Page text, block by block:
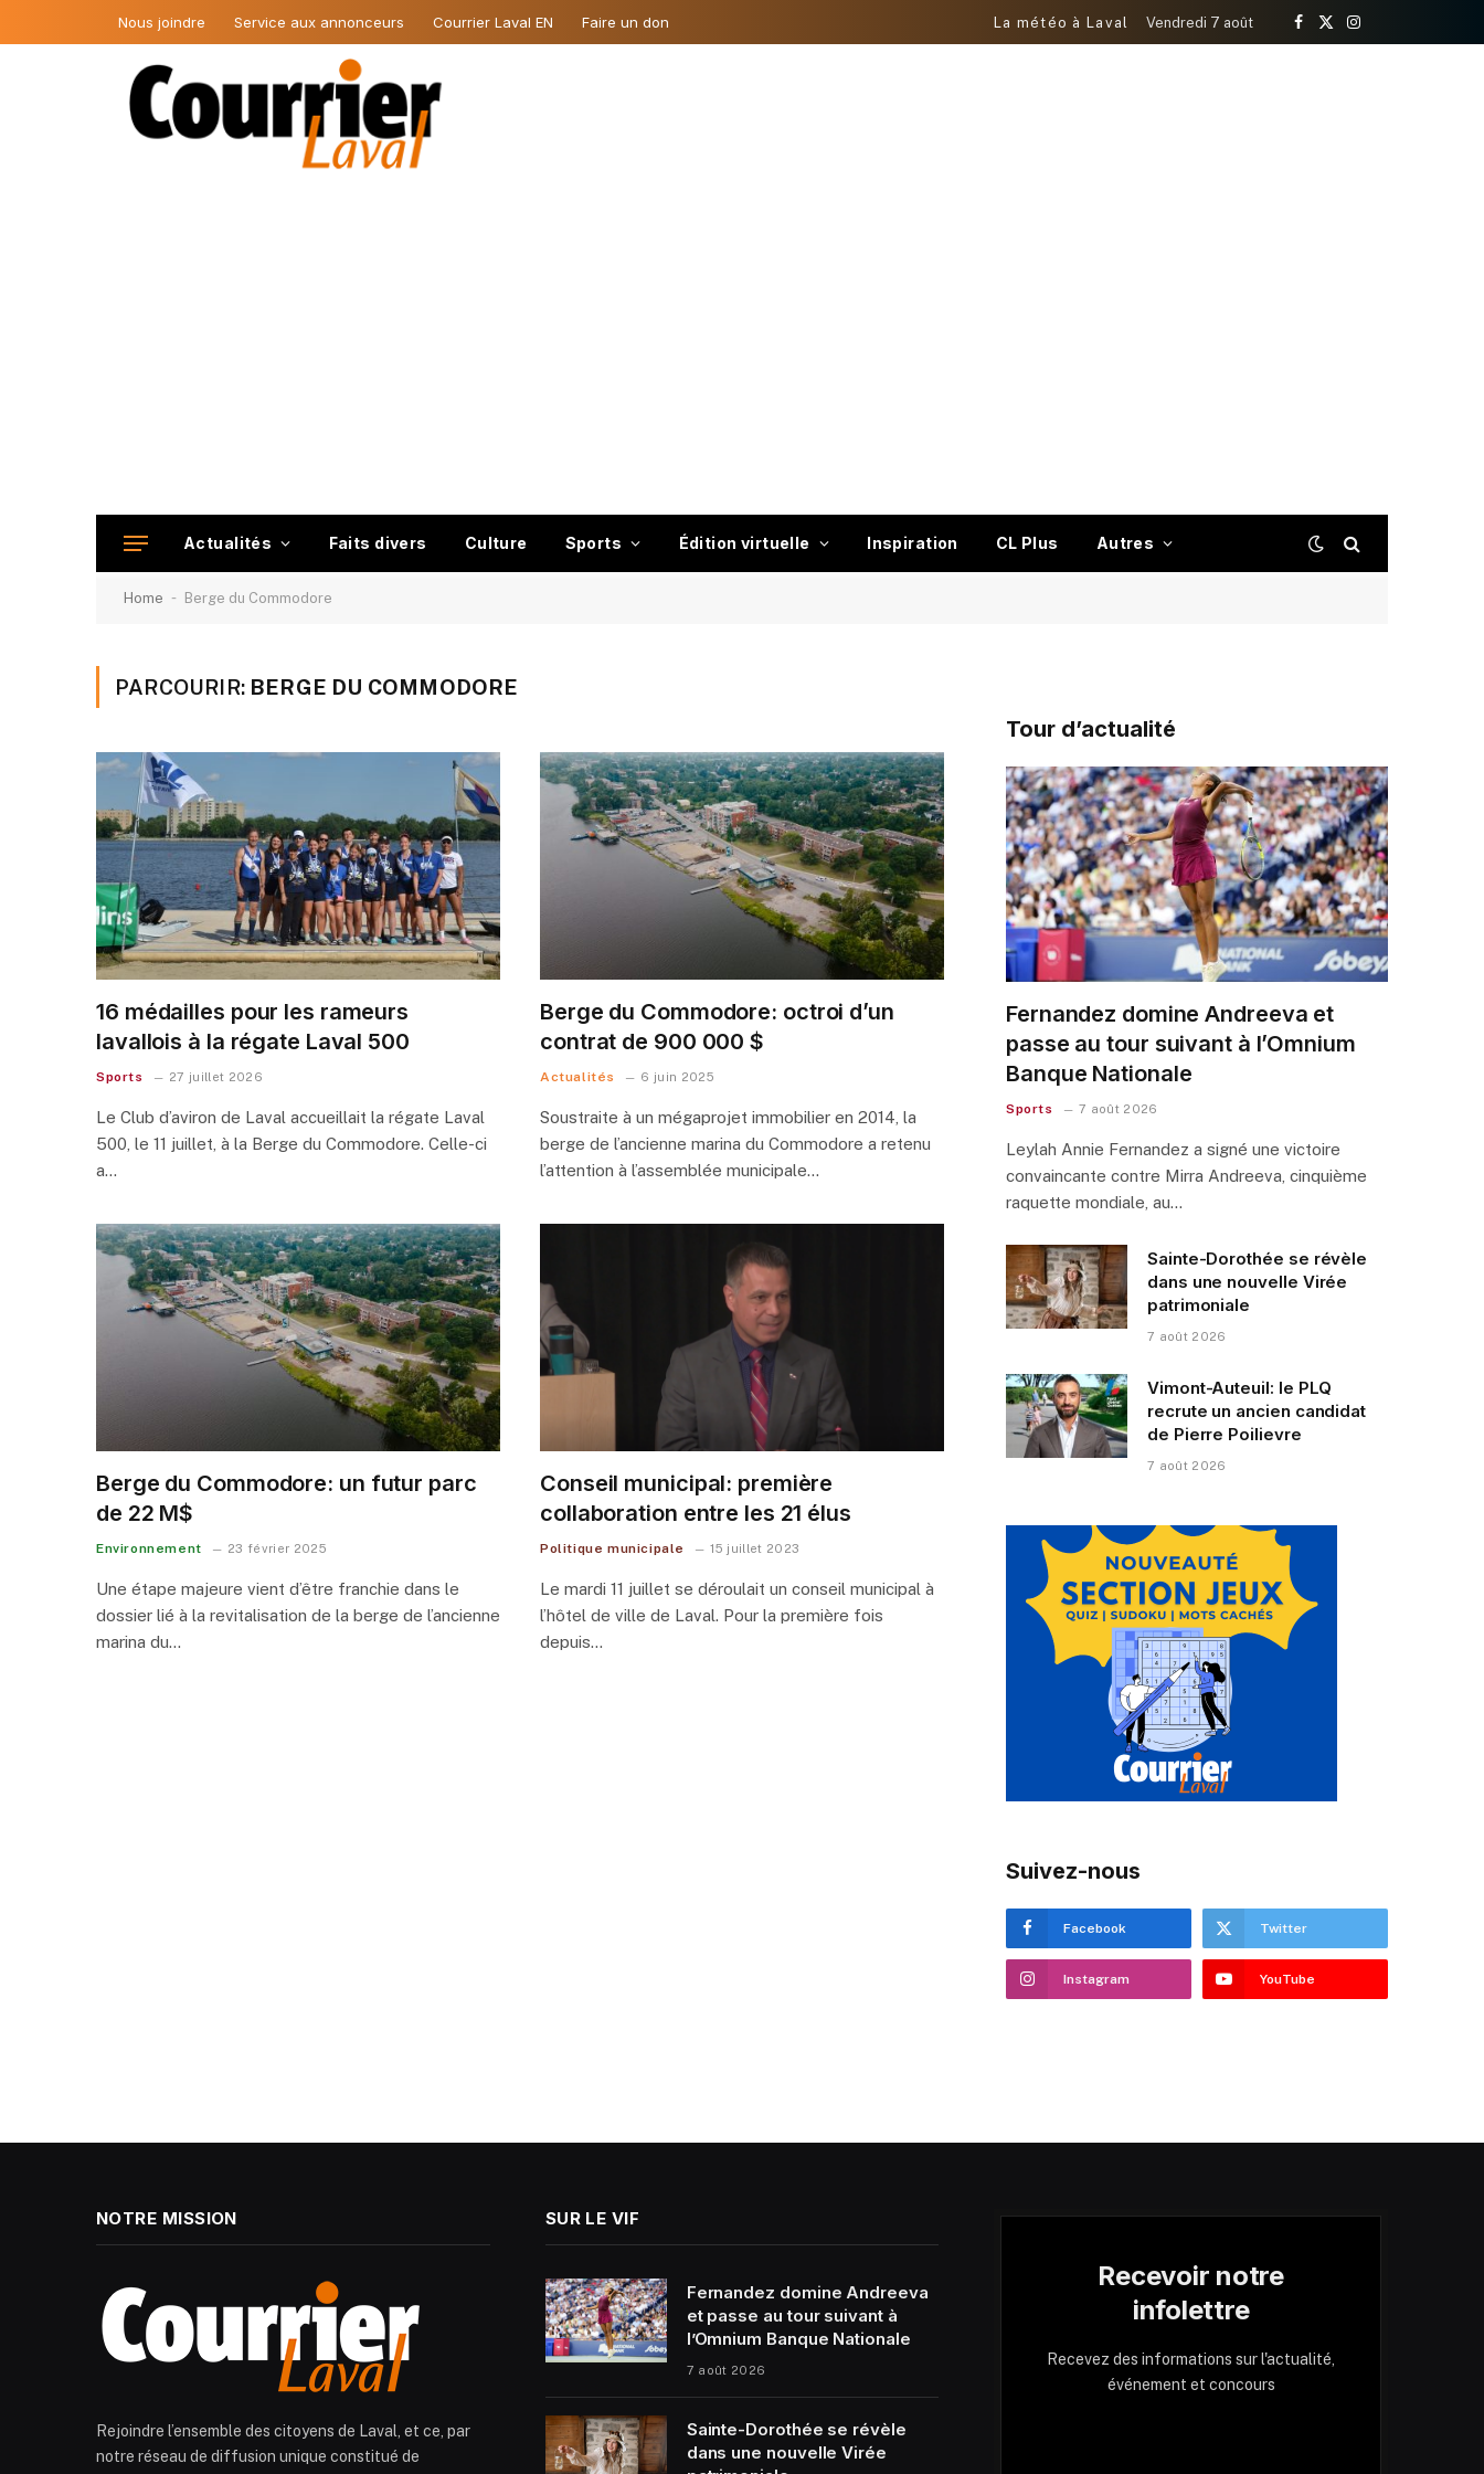
Nous joindre Service aux annonceurs Courrier Laval EN Faire un don La météo à Laval Vendredi 7 août
Facebook
X
Instagram
Actualités Faits divers Culture Sports Édition virtuelle Inspiration CL Plus Autres
Home - Berge du Commodore
PARCOURIR: BERGE DU COMMODORE
16 médailles pour les rameurs
lavallois à la régate Laval 500
Sports 27 juillet 2026
Le Club d’aviron de Laval accueillait la régate Laval
500, le 11 juillet, à la Berge du Commodore. Celle-ci
a…
Berge du Commodore: octroi d’un
contrat de 900 000 $
Actualités 6 juin 2025
Soustraite à un mégaprojet immobilier en 2014, la
berge de l’ancienne marina du Commodore a retenu
l’attention à l’assemblée municipale…
Berge du Commodore: un futur parc
de 22 M$
Environnement 23 février 2025
Une étape majeure vient d’être franchie dans le
dossier lié à la revitalisation de la berge de l’ancienne
marina du…
Conseil municipal: première
collaboration entre les 21 élus
Politique municipale 15 juillet 2023
Le mardi 11 juillet se déroulait un conseil municipal à
l’hôtel de ville de Laval. Pour la première fois
depuis…
Tour d’actualité
Fernandez domine Andreeva et
passe au tour suivant à l’Omnium
Banque Nationale
Sports 7 août 2026
Leylah Annie Fernandez a signé une victoire
convaincante contre Mirra Andreeva, cinquième
raquette mondiale, au…
Sainte-Dorothée se révèle
dans une nouvelle Virée
patrimoniale
7 août 2026
Vimont-Auteuil: le PLQ
recrute un ancien candidat
de Pierre Poilievre
7 août 2026
Suivez-nous
Facebook Twitter
Instagram YouTube
NOTRE MISSION
Rejoindre l’ensemble des citoyens de Laval, et ce, par
notre réseau de diffusion unique constitué de
SUR LE VIF
Fernandez domine Andreeva
et passe au tour suivant à
l’Omnium Banque Nationale
7 août 2026
Sainte-Dorothée se révèle
dans une nouvelle Virée
Recevoir notre
infolettre
Recevez des informations sur l'actualité,
événement et concours